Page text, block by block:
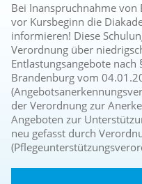
Bei Inanspruchnahme
vor Kursbeginn die
informieren! Diese
Verordnung über
Entlastungsangebote nach
Brandenburg vom
der Verordnung zur
Angeboten zur
neu gefasst durch